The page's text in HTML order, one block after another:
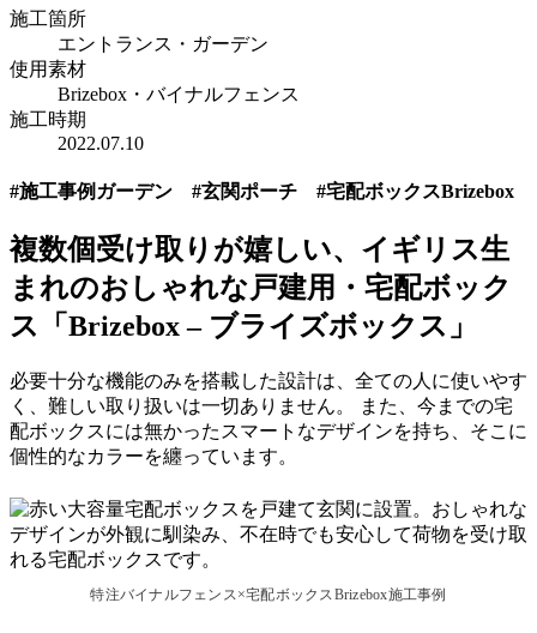
施工箇所
エントランス・ガーデン
使用素材
Brizebox・バイナルフェンス
施工時期
2022.07.10
#施工事例ガーデン #玄関ポーチ #宅配ボックスBrizebox
複数個受け取りが嬉しい、イギリス生
まれのおしゃれな戸建用・宅配ボック
ス「Brizebox – ブライズボックス」
必要十分な機能のみを搭載した設計は、全ての人に使いやす
く、難しい取り扱いは一切ありません。 また、今までの宅
配ボックスには無かったスマートなデザインを持ち、そこに
個性的なカラーを纏っています。
特注バイナルフェンス×宅配ボックスBrizebox施工事例